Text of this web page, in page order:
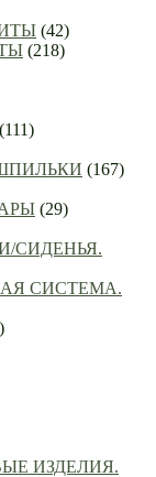
(42)
(218)
(111)
(167)
(29)
СИДЕНЬЯ.
СИСТЕМА.
ИЗДЕЛИЯ.